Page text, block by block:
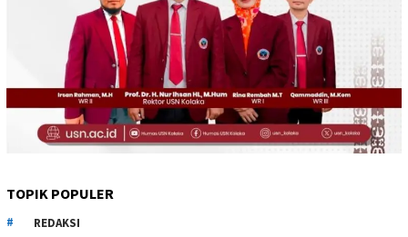
TOPIK POPULER
REDAKSI